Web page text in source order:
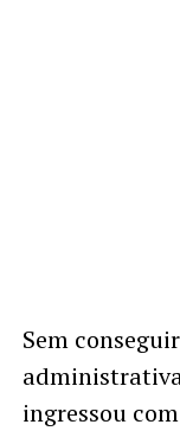
Sem
ingressou